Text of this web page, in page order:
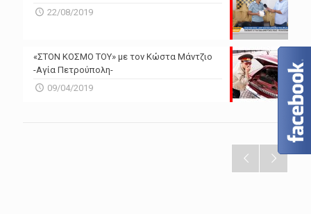
22/08/2019
«ΣΤΟΝ ΚΟΣΜΟ ΤΟΥ» με τον Κώστα Μάντζιο
-Αγία Πετρούπολη-
09/04/2019